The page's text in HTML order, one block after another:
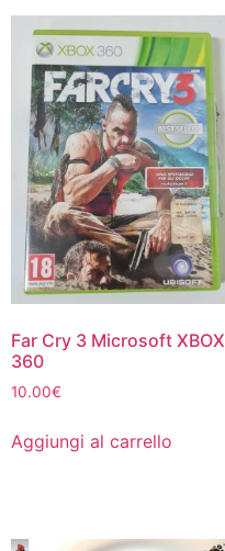
Far Cry 3 Microsoft XBOX
360
10.00€
Aggiungi al carrello